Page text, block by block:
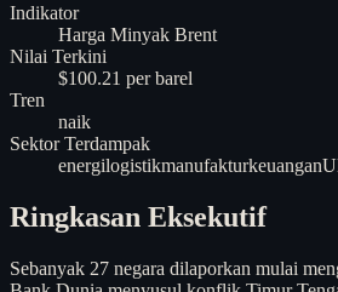
Indikator
Harga Minyak Brent
Nilai Terkini
$100.21 per barel
Tren
naik
Sektor Terdampak
energilogistikmanufakturkeuangan
Ringkasan Eksekutif
Sebanyak 27 negara dilaporkan mulai